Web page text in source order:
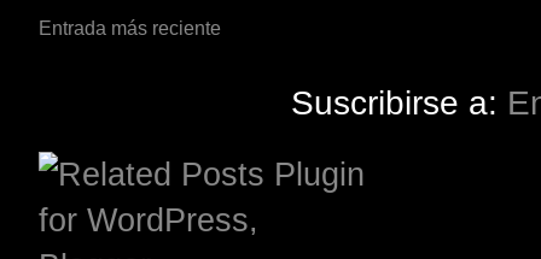
Entrada más reciente
Suscribirse a: